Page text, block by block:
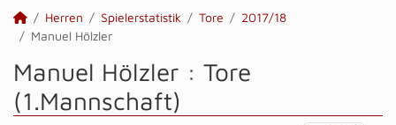
Herren Spielerstatistik Tore
2017/18
Manuel Hölzler
Manuel Hölzler : Tore
(1.Mannschaft)